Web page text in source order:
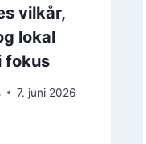
vilkår,
lokal
fokus
7. juni 2026